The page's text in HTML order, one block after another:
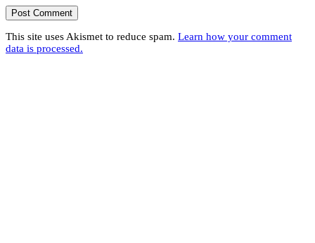
This site uses Akismet to reduce spam. Learn how your comment
data is processed.